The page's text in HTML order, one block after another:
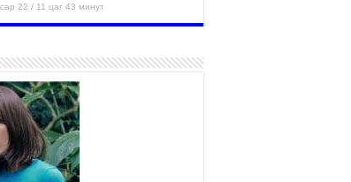
22 / 11 цаг 43 минут
боломжтой-Хүүхэд хөгжүүлэх
төв” байгуулах төсөлд төр,
түншлэлийн хүрээнд хамтран
байна
22 / 9 цаг 28 минут
Б.Пүрэвдагва: “Урт цагаан”-ыг
залуучууд чөлөөт цагаа